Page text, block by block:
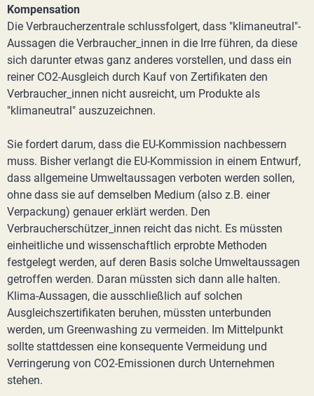
Kompensation
Die Verbraucherzentrale schlussfolgert, dass "klimaneutral"-
Aussagen die Verbraucher_innen in die Irre führen, da diese
sich darunter etwas ganz anderes vorstellen, und dass ein
reiner CO2-Ausgleich durch Kauf von Zertifikaten den
Verbraucher_innen nicht ausreicht, um Produkte als
"klimaneutral" auszuzeichnen.
Sie fordert darum, dass die EU-Kommission nachbessern
muss. Bisher verlangt die EU-Kommission in einem Entwurf,
dass allgemeine Umweltaussagen verboten werden sollen,
ohne dass sie auf demselben Medium (also z.B. einer
Verpackung) genauer erklärt werden. Den
Verbraucherschützer_innen reicht das nicht. Es müssten
einheitliche und wissenschaftlich erprobte Methoden
festgelegt werden, auf deren Basis solche Umweltaussagen
getroffen werden. Daran müssten sich dann alle halten.
Klima-Aussagen, die ausschließlich auf solchen
Ausgleichszertifikaten beruhen, müssten unterbunden
werden, um Greenwashing zu vermeiden. Im Mittelpunkt
sollte stattdessen eine konsequente Vermeidung und
Verringerung von CO2-Emissionen durch Unternehmen
stehen.